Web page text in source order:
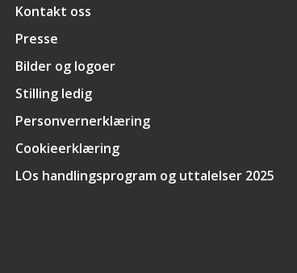
Snarveier
Kontakt oss
Presse
Bilder og logoer
Stilling ledig
Personvernerklæring
Cookieerklæring
LOs handlingsprogram og uttalelser 2025